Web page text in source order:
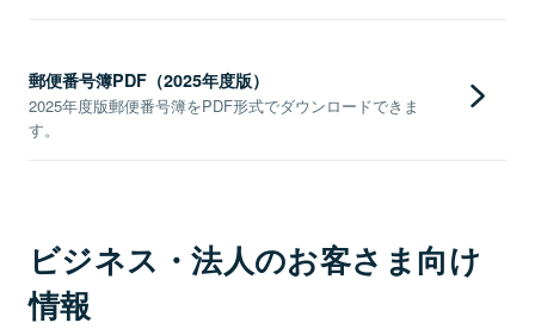
郵便番号簿PDF（2025年度版）
2025年度版郵便番号簿をPDF形式でダウンロードできま
す。
ビジネス・法人のお客さま向け
情報